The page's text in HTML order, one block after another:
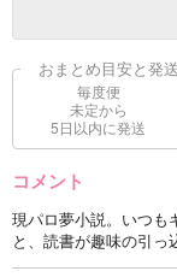
おまとめ目安と発
毎度便
未定から
5日以内に発送
コメント
現パロ夢小説。いつも
と、読書が趣味の引っ